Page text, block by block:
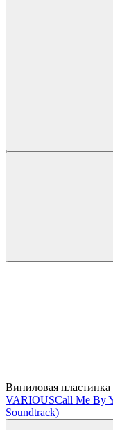
Виниловая пластинка
VARIOUSCall Me By
Soundtrack)